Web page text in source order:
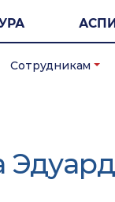
Сотрудникам